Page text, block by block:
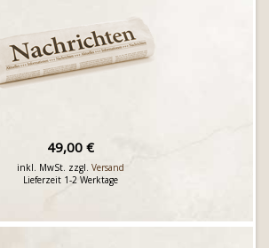
49,00 €
inkl. MwSt. zzgl. Versand
Lieferzeit 1-2 Werktage